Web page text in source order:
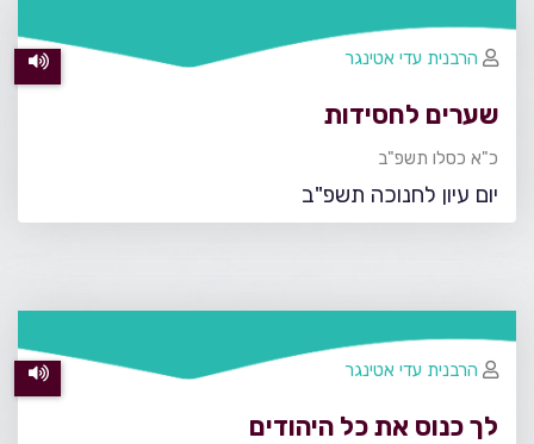
שערים לחסידות
כ"א כסלו תשפ"ב
יום עיון לחנוכה תשפ"ב
הרבנית עדי אטינגר
לך כנוס את כל היהודים
הרבנית עדי אטינגר